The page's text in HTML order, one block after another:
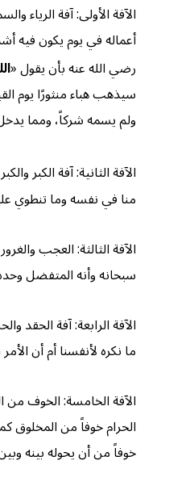
الآفة الأولى: آفة
أعماله في يوم يكون فيه
رضي الله عنه بأن يقول «
سيذهب هباء منثورًا يوم
ولم يسمه شركاً، ومما يدخل
الآفة الثانية: آفة الكبر
منا في نفسه وما تنطوي
الآفة الثالثة: العجب
سبحانه وأنه المتفضل
الآفة الرابعة: آفة
ما نكره لأنفسنا أم أن
الآفة الخامسة: الخوف
الحرام خوفاً من المخلوق
خوفاً من أن يحوله بينه